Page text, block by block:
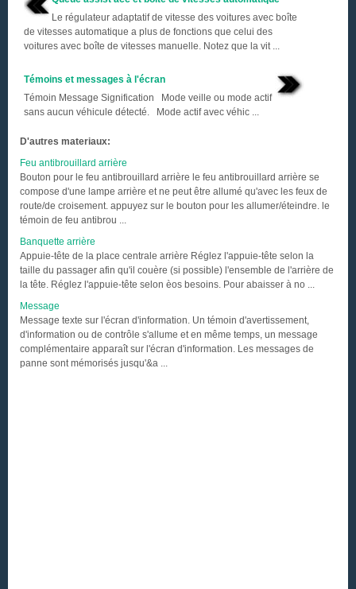
Le régulateur adaptatif de vitesse des voitures avec boîte
de vitesses automatique a plus de fonctions que celui des
voitures avec boîte de vitesses manuelle. Notez que la vit ...
Témoins et messages à l'écran
Témoin Message Signification Mode veille ou mode actif
sans aucun véhicule détecté. Mode actif avec véhic ...
D'autres materiaux:
Feu antibrouillard arrière
Bouton pour le feu antibrouillard arrière le feu antibrouillard arrière se
compose d'une lampe arrière et ne peut être allumé qu'avec les feux de
route/de croisement. appuyez sur le bouton pour les allumer/éteindre. le
témoin de feu antibrou ...
Banquette arrière
Appuie-tête de la place centrale arrière Réglez l'appuie-tête selon la
taille du passager afin qu'il couère (si possible) l'ensemble de l'arrière de
la tête. Réglez l'appuie-tête selon èos besoins. Pour abaisser à no ...
Message
Message texte sur l'écran d'information. Un témoin d'avertissement,
d'information ou de contrôle s'allume et en même temps, un message
complémentaire apparaît sur l'écran d'information. Les messages de
panne sont mémorisés jusqu'&a ...